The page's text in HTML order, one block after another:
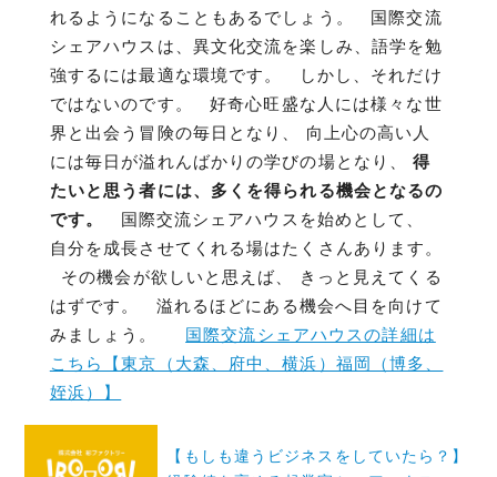
れるようになることもあるでしょう。 国際交流
シェアハウスは、異文化交流を楽しみ、語学を勉
強するには最適な環境です。 しかし、それだけ
ではないのです。 好奇心旺盛な人には様々な世
界と出会う冒険の毎日となり、 向上心の高い人
には毎日が溢れんばかりの学びの場となり、得
たいと思う者には、多くを得られる機会となるの
です。
国際交流シェアハウスを始めとして、
自分を成長させてくれる場はたくさんあります。
その機会が欲しいと思えば、 きっと見えてくる
はずです。 溢れるほどにある機会へ目を向けて
みましょう。 国際交流シェアハウスの詳細は
こちら【東京（大森、府中、横浜）福岡（博多、
姪浜）】
投
【もしも違うビジネスをしていたら？】